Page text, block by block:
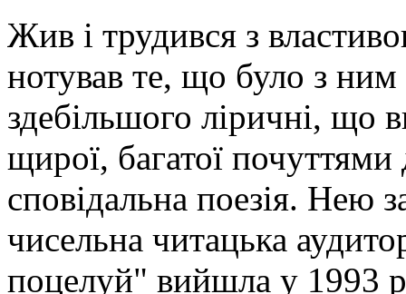
Жив і трудився з
нотував те, що було з
здебільшого ліричні, що
щирої, багатої
сповідальна поезія. Нею
чисельна читацька
поцелуй" вийшла у 1993